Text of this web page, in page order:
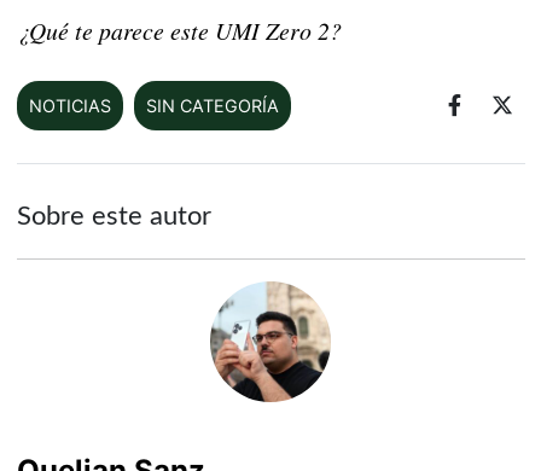
¿Qué te parece este UMI Zero 2?
NOTICIAS SIN CATEGORÍA
Sobre este autor